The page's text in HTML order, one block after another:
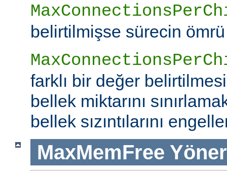
belirtilmişse sürecin
farklı bir değer
bellek miktarını
bellek sızıntılarını
MaxMemFree